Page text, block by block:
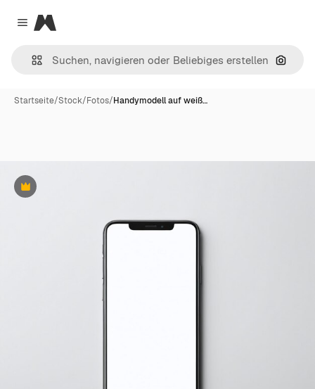
Close menu
Magnific
Nach
Startseite/Stock/Fotos/Handymodell auf weiß…
Premium